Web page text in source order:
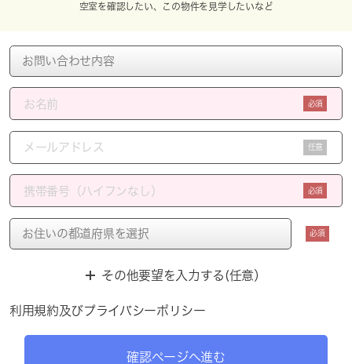
空室を確認したい、この物件を見学したいなど
必須
任意
必須
必須
その他要望を入力する(任意）
利用規約及びプライバシーポリシー
確認ページへ進む